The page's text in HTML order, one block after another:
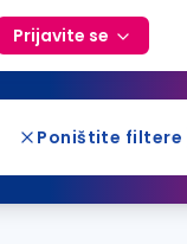
Prijavite se
Poništite filtere